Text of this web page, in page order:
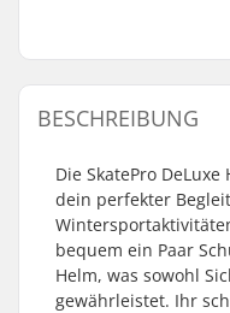
BESCHREIBUNG
Die SkatePro
dein perfekter
bequem ein Paar
Helm, was sowohl
gewährleistet. Ihr